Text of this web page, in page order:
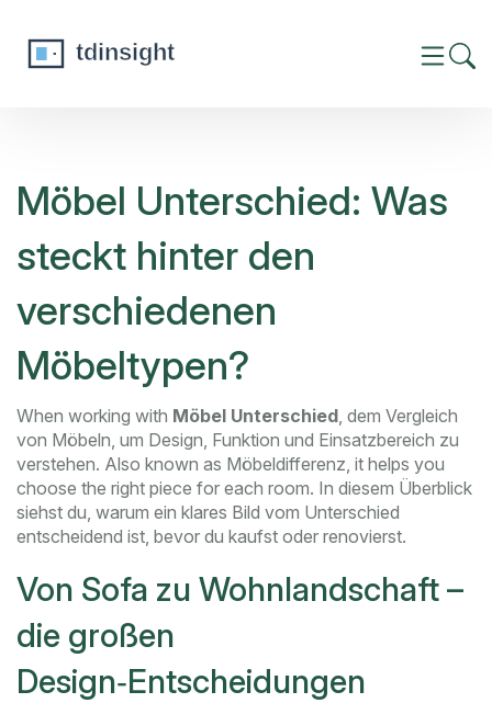
Möbel Unterschied: Was
steckt hinter den
verschiedenen
Möbeltypen?
When working with Möbel Unterschied, dem Vergleich
von Möbeln, um Design, Funktion und Einsatzbereich zu
verstehen. Also known as Möbeldifferenz, it helps you
choose the right piece for each room. In diesem Überblick
siehst du, warum ein klares Bild vom Unterschied
entscheidend ist, bevor du kaufst oder renovierst.
Von Sofa zu Wohnlandschaft –
die großen
Design‑Entscheidungen